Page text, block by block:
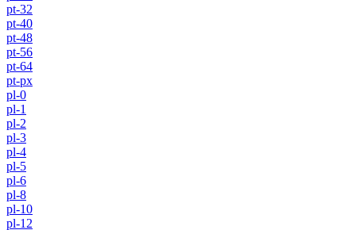
pt-32
pt-40
pt-48
pt-56
pt-64
pt-px
pl-0
pl-1
pl-2
pl-3
pl-4
pl-5
pl-6
pl-8
pl-10
pl-12